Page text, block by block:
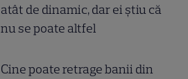
atât de dinamic, dar ei știu că
nu se poate altfel
Cine poate retrage banii din